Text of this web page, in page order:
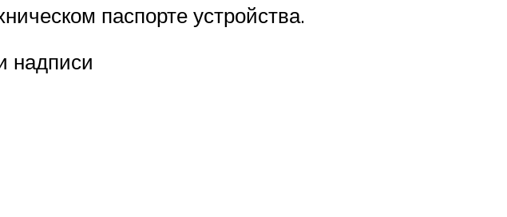
паспорте устройства.
надписи